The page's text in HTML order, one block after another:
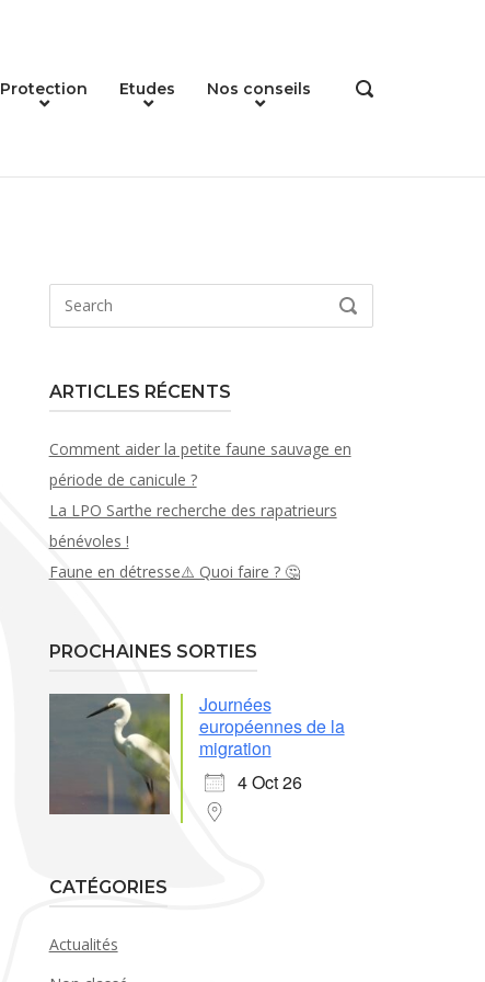
Protection Etudes Nos conseils
OPEN
SEARCH
ARTICLES RÉCENTS
Comment aider la petite faune sauvage en
période de canicule ?
La LPO Sarthe recherche des rapatrieurs
bénévoles !
Faune en détresse⚠️ Quoi faire ? 🤔
PROCHAINES SORTIES
Journées
européennes de la
migration
4 Oct 26
CATÉGORIES
Actualités